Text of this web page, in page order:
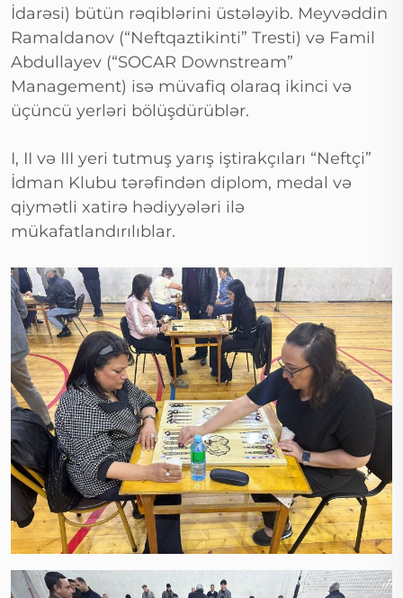
İdarəsi) bütün rəqiblərini üstələyib. Meyvəddin
Ramaldanov (“Neftqaztikinti” Tresti) və Famil
Abdullayev (“SOCAR Downstream”
Management) isə müvafiq olaraq ikinci və
üçüncü yerləri bölüşdürüblər.
I, II və III yeri tutmuş yarış iştirakçıları “Neftçi”
İdman Klubu tərəfindən diplom, medal və
qiymətli xatirə hədiyyələri ilə
mükafatlandırılıblar.